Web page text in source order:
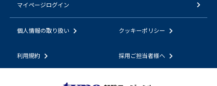
マイページログイン
個人情報の取り扱い クッキーポリシー
利用規約 採用ご担当者様へ